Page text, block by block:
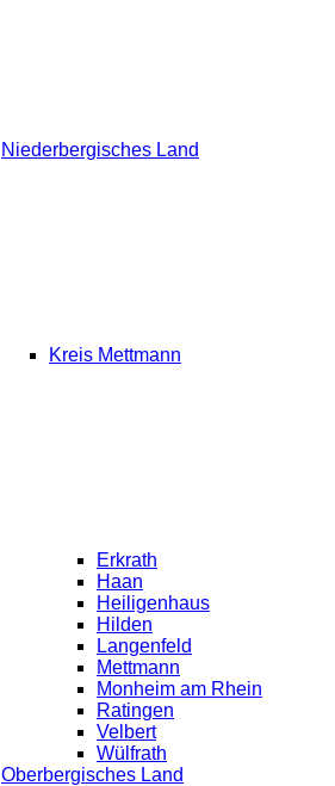
Niederbergisches Land
Kreis Mettmann
Erkrath
Haan
Heiligenhaus
Hilden
Langenfeld
Mettmann
Monheim am Rhein
Ratingen
Velbert
Wülfrath
Oberbergisches Land